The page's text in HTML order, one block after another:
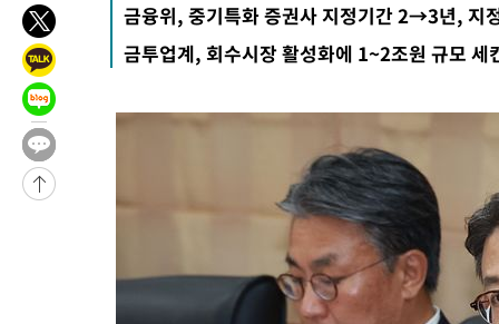
금융위, 중기특화 증권사 지정기간 2→3년, 지
금투업계, 회수시장 활성화에 1~2조원 규모 세